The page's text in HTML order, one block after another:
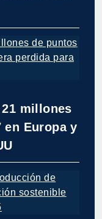
millones
en Europa y